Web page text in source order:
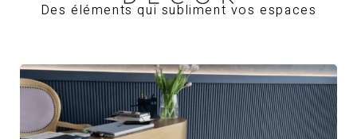
Des éléments qui subliment vos espaces